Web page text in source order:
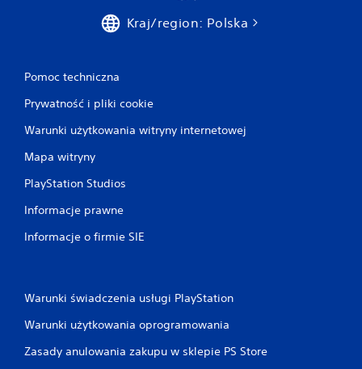
Kraj/region: Polska
Pomoc techniczna
Prywatność i pliki cookie
Warunki użytkowania witryny internetowej
Mapa witryny
PlayStation Studios
Informacje prawne
Informacje o firmie SIE
Warunki świadczenia usługi PlayStation
Warunki użytkowania oprogramowania
Zasady anulowania zakupu w sklepie PS Store